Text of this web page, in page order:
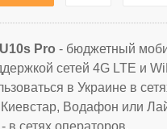
Pro - бюджетный
сетей 4G LTE и
в Украине в
Водафон или